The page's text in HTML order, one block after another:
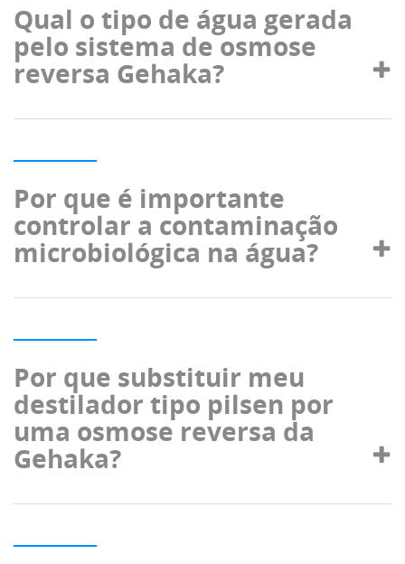
Qual o tipo de água gerada
pelo sistema de osmose
reversa Gehaka?
Por que é importante
controlar a contaminação
microbiológica na água?
Por que substituir meu
destilador tipo pilsen por
uma osmose reversa da
Gehaka?